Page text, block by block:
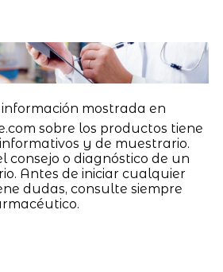
mostrada en
sobre los productos tiene
y de muestrario.
consejo o diagnóstico de un
Antes de iniciar cualquier
dudas, consulte siempre